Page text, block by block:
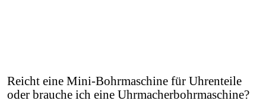
Reicht eine Mini-Bohrmaschine für Uhrenteile
oder brauche ich eine Uhrmacherbohrmaschine?